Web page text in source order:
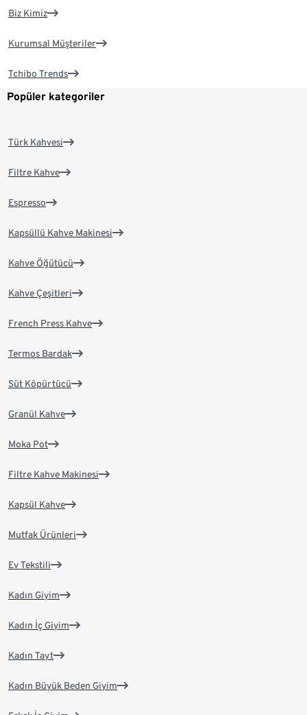
Biz Kimiz
Kurumsal Müşteriler
Tchibo Trends
Popüler kategoriler
Türk Kahvesi
Filtre Kahve
Espresso
Kapsüllü Kahve Makinesi
Kahve Öğütücü
Kahve Çeşitleri
French Press Kahve
Termos Bardak
Süt Köpürtücü
Granül Kahve
Moka Pot
Filtre Kahve Makinesi
Kapsül Kahve
Mutfak Ürünleri
Ev Tekstili
Kadın Giyim
Kadın İç Giyim
Kadın Tayt
Kadın Büyük Beden Giyim